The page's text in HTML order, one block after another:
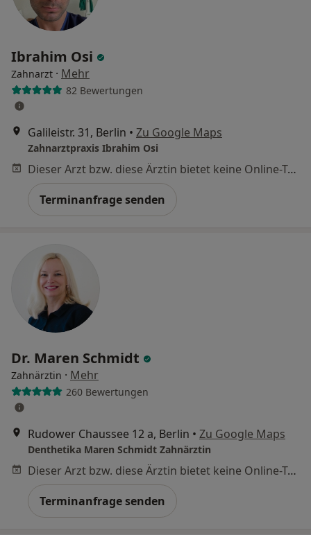
Ibrahim Osi
Zahnarzt · Mehr
82 Bewertungen
Galileistr. 31, Berlin • Zu Google Maps
Zahnarztpraxis Ibrahim Osi
Dieser Arzt bzw. diese Ärztin bietet keine Online-Terminbuchung an diesem Standort an.
Terminanfrage senden
Dr. Maren Schmidt
Zahnärztin · Mehr
260 Bewertungen
Rudower Chaussee 12 a, Berlin • Zu Google Maps
Denthetika Maren Schmidt Zahnärztin
Dieser Arzt bzw. diese Ärztin bietet keine Online-Terminbuchung an diesem Standort an.
Terminanfrage senden